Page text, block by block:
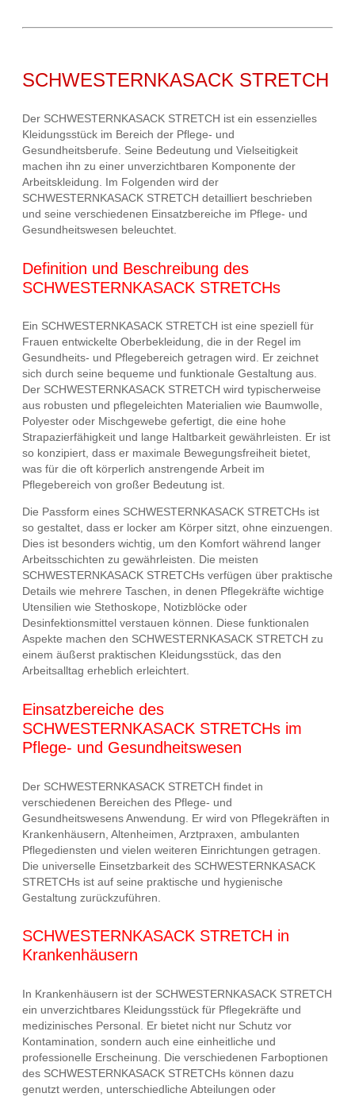
SCHWESTERNKASACK STRETCH
Der SCHWESTERNKASACK STRETCH ist ein essenzielles
Kleidungsstück im Bereich der Pflege- und
Gesundheitsberufe. Seine Bedeutung und Vielseitigkeit
machen ihn zu einer unverzichtbaren Komponente der
Arbeitskleidung. Im Folgenden wird der
SCHWESTERNKASACK STRETCH detailliert beschrieben
und seine verschiedenen Einsatzbereiche im Pflege- und
Gesundheitswesen beleuchtet.
Definition und Beschreibung des
SCHWESTERNKASACK STRETCHs
Ein SCHWESTERNKASACK STRETCH ist eine speziell für
Frauen entwickelte Oberbekleidung, die in der Regel im
Gesundheits- und Pflegebereich getragen wird. Er zeichnet
sich durch seine bequeme und funktionale Gestaltung aus.
Der SCHWESTERNKASACK STRETCH wird typischerweise
aus robusten und pflegeleichten Materialien wie Baumwolle,
Polyester oder Mischgewebe gefertigt, die eine hohe
Strapazierfähigkeit und lange Haltbarkeit gewährleisten. Er ist
so konzipiert, dass er maximale Bewegungsfreiheit bietet,
was für die oft körperlich anstrengende Arbeit im
Pflegebereich von großer Bedeutung ist.
Die Passform eines SCHWESTERNKASACK STRETCHs ist
so gestaltet, dass er locker am Körper sitzt, ohne einzuengen.
Dies ist besonders wichtig, um den Komfort während langer
Arbeitsschichten zu gewährleisten. Die meisten
SCHWESTERNKASACK STRETCHs verfügen über praktische
Details wie mehrere Taschen, in denen Pflegekräfte wichtige
Utensilien wie Stethoskope, Notizblöcke oder
Desinfektionsmittel verstauen können. Diese funktionalen
Aspekte machen den SCHWESTERNKASACK STRETCH zu
einem äußerst praktischen Kleidungsstück, das den
Arbeitsalltag erheblich erleichtert.
Einsatzbereiche des
SCHWESTERNKASACK STRETCHs im
Pflege- und Gesundheitswesen
Der SCHWESTERNKASACK STRETCH findet in
verschiedenen Bereichen des Pflege- und
Gesundheitswesens Anwendung. Er wird von Pflegekräften in
Krankenhäusern, Altenheimen, Arztpraxen, ambulanten
Pflegediensten und vielen weiteren Einrichtungen getragen.
Die universelle Einsetzbarkeit des SCHWESTERNKASACK
STRETCHs ist auf seine praktische und hygienische
Gestaltung zurückzuführen.
SCHWESTERNKASACK STRETCH in
Krankenhäusern
In Krankenhäusern ist der SCHWESTERNKASACK STRETCH
ein unverzichtbares Kleidungsstück für Pflegekräfte und
medizinisches Personal. Er bietet nicht nur Schutz vor
Kontamination, sondern auch eine einheitliche und
professionelle Erscheinung. Die verschiedenen Farboptionen
des SCHWESTERNKASACK STRETCHs können dazu
genutzt werden, unterschiedliche Abteilungen oder